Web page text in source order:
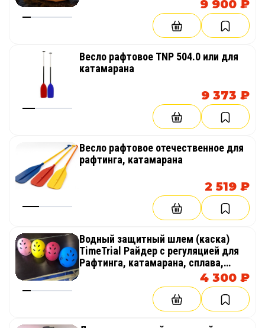
9 900 ₽
Весло рафтовое TNР 504.0 или для
катамарана
9 373 ₽
Весло рафтовое отечественное для
рафтинга, катамарана
2 519 ₽
Водный защитный шлем (каска)
TimeTrial Райдер с регуляцией для
Рафтинга, катамарана, сплава,
4 300 ₽